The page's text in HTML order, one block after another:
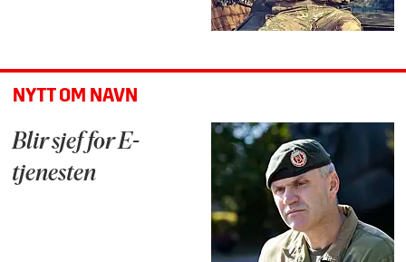
NYTT OM NAVN
Blir sjef for E-
tjenesten